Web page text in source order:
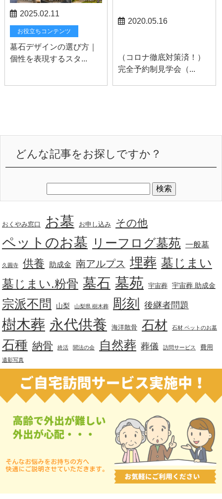
2025.02.11
お役立ちコンテンツ
墓石デザインの選び方｜
個性を表現するスタ...
2020.05.16
（コロナ徹底対策済！）
完全予約制見学会（...
どんな記事をお探しですか？
おくやみ窓口 お墓 お申し込み その他
ペットのお墓 リーフログ墓苑 一般墓
久圓寺 供養 助成金 南アルプス 埋葬 墓じまい
墓じまい.粉骨 墓石 墓苑 宇宙葬 宇宙葬 助成金
宗派不問 山梨 山梨県 樹木葬 彫刻 後継者問題
樹木葬 永代供養 海洋散骨 石材 石材 ペットのお墓
石種 納骨 終活 聞法の会 自然葬 葬儀 訪問サービス 費用
遺影写真